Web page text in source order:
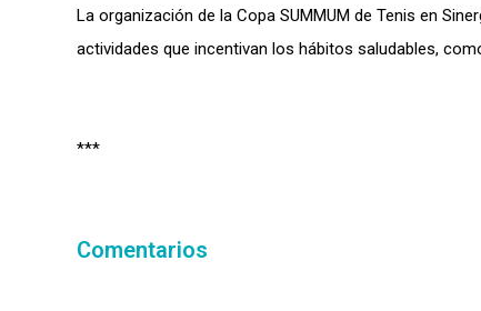
La organización de la Copa SUMMUM de Tenis en
actividades que incentivan los hábitos saludables,
***
Comentarios